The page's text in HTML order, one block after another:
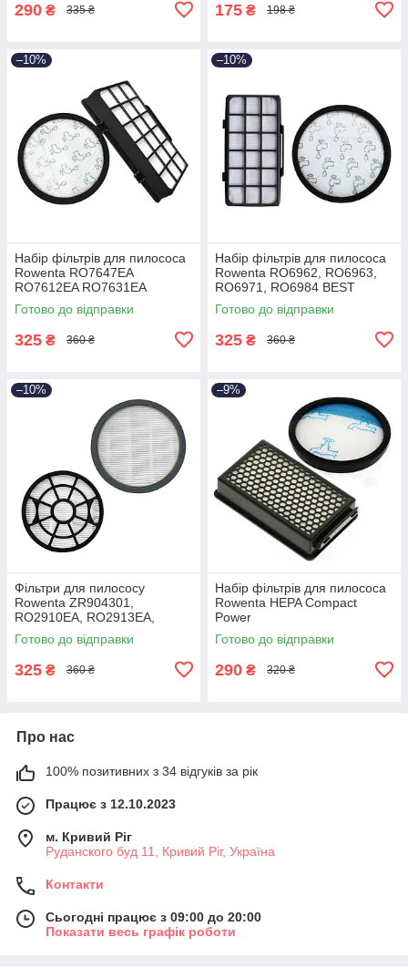
290 ₴ 335 ₴ 175 ₴ 198 ₴
–10%
Набір фільтрів для пилососа
Rowenta RO7647EA
RO7612EA RO7631EA
RO7643EA RO7673EA BEST
Готово до відправки
325 ₴ 360 ₴
–10%
Набір фільтрів для пилососа
Rowenta RO6962, RO6963,
RO6971, RO6984 BEST
Готово до відправки
325 ₴ 360 ₴
–10%
Фільтри для пилососу
Rowenta ZR904301,
RO2910EA, RO2913EA,
RO2915EA, RO2932EA,
RO2933EA, RO2957EA Best
Готово до відправки
325 ₴ 360 ₴
–9%
Набір фільтрів для пилососа
Rowenta HEPA Compact
Power
RO3715/RO3759/RO3798/RO
3799 (H212) BEST
Готово до відправки
290 ₴ 320 ₴
Про нас
100% позитивних з 34 відгуків за рік
Працює з 12.10.2023
м. Кривий Ріг
Руданского буд 11, Кривий Ріг, Україна
Контакти
Сьогодні працює з 09:00 до 20:00
Показати весь графік роботи